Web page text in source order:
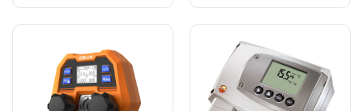
Cảm biến độ nhạy cao cho kết quả chính
Khối van 2 chiều với 3 cổng kết nối
Móc treo tiện lợi khi thao tác ngoài công